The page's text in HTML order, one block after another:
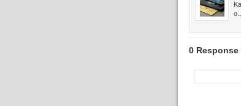
o…
0